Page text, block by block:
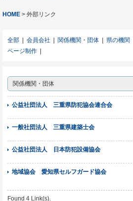
HOME 外部リンク
全部 会員会社 関係機関・団体 県の機関
ページ制作
関係機関・団体
公益社団法人 三重県防犯協会連合会
一般社団法人 三重県建築士会
公益社団法人 日本防犯設備協会
地域協会 愛知県セルフガード協会
Found 4 Link(s).